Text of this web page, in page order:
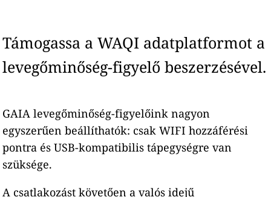
Támogassa a WAQI adatplatformot a
levegőminőség-figyelő beszerzésével.
GAIA levegőminőség-figyelőink nagyon
egyszerűen beállíthatók: csak WIFI hozzáférési
pontra és USB-kompatibilis tápegységre van
szüksége.
A csatlakozást követően a valós idejű